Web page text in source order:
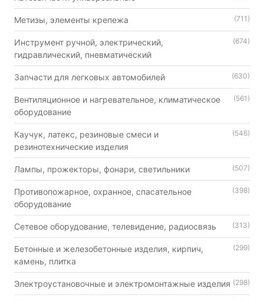
Метизы, элементы крепежа (711)
Инструмент ручной, электрический,
гидравлический, пневматический
(674)
Запчасти для легковых автомобилей (630)
Вентиляционное и нагревательное, климатическое
оборудование
(561)
Каучук, латекс, резиновые смеси и
резинотехнические изделия
(546)
Лампы, прожекторы, фонари, светильники (507)
Противопожарное, охранное, спасательное
оборудование
(398)
Сетевое оборудование, телевидение, радиосвязь (313)
Бетонные и железобетонные изделия, кирпич,
камень, плитка
(299)
Электроустановочные и электромонтажные изделия (298)